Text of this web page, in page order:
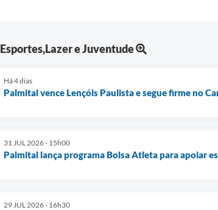
Esportes,Lazer e Juventude
Há 4 dias
Palmital vence Lençóis Paulista e segue firme no
31 JUL 2026 - 15h00
Palmital lança programa Bolsa Atleta para apoiar
29 JUL 2026 - 16h30